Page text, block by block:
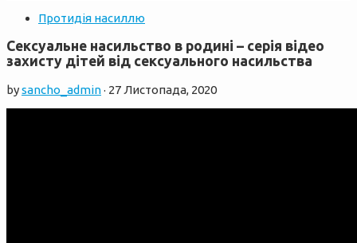
Протидія насиллю
Сексуальне насильство в родині – серія відео
захисту дітей від сексуального насильства
bysancho_admin· 27 Листопада, 2020